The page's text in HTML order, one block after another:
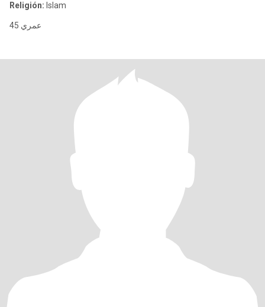
Religión: Islam
عمري 45